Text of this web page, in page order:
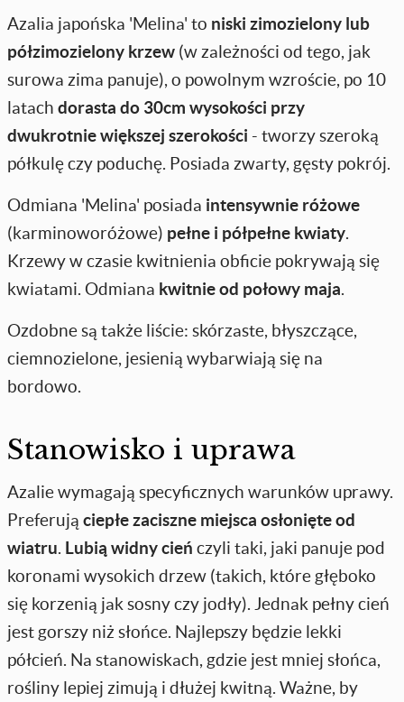
Azalia japońska 'Melina' to niski zimozielony lub
półzimozielony krzew (w zależności od tego, jak
surowa zima panuje), o powolnym wzroście, po 10
latach dorasta do 30cm wysokości przy
dwukrotnie większej szerokości - tworzy szeroką
półkulę czy poduchę. Posiada zwarty, gęsty pokrój.
Odmiana 'Melina' posiada intensywnie różowe
(karminoworóżowe) pełne i półpełne kwiaty.
Krzewy w czasie kwitnienia obficie pokrywają się
kwiatami. Odmiana kwitnie od połowy maja.
Ozdobne są także liście: skórzaste, błyszczące,
ciemnozielone, jesienią wybarwiają się na
bordowo.
Stanowisko i uprawa
Azalie wymagają specyficznych warunków uprawy.
Preferują ciepłe zaciszne miejsca osłonięte od
wiatru. Lubią widny cień czyli taki, jaki panuje pod
koronami wysokich drzew (takich, które głęboko
się korzenią jak sosny czy jodły). Jednak pełny cień
jest gorszy niż słońce. Najlepszy będzie lekki
półcień. Na stanowiskach, gdzie jest mniej słońca,
rośliny lepiej zimują i dłużej kwitną. Ważne, by